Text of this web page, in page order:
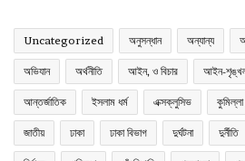
Uncategorized অনুসন্ধান অন্যান্য
অভিযান অর্থনীতি আইন, ও বিচার আইন-
আন্তর্জাতিক ইসলাম ধর্ম এক্সক্লুসিভ কুমিল্লা
জাতীয় ঢাকা ঢাকা বিভাগ দুর্ঘটনা দুর্নীতি